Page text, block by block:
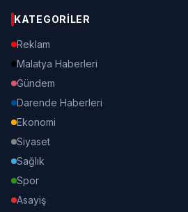
KATEGORILER
Reklam
Malatya Haberleri
Gündem
Darende Haberleri
Ekonomi
Siyaset
Sağlık
Spor
Asayiş